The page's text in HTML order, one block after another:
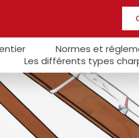
Normes et
Les différents types